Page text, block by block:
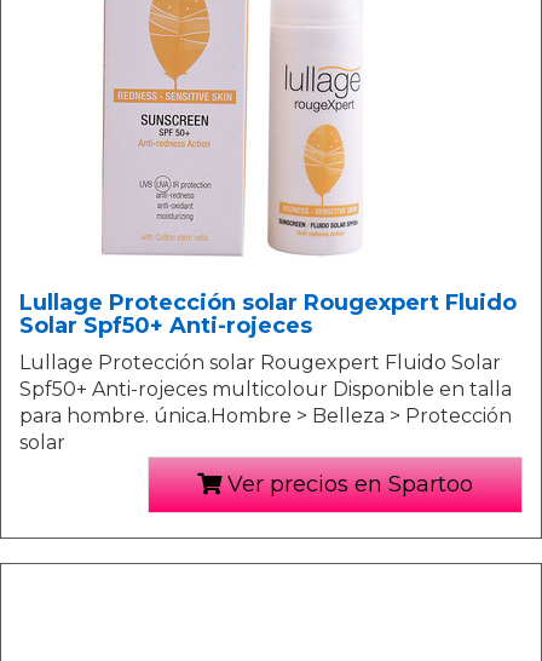
Lullage Protección solar Rougexpert Fluido
Solar Spf50+ Anti-rojeces
Lullage Protección solar Rougexpert Fluido Solar
Spf50+ Anti-rojeces multicolour Disponible en talla
para hombre. única.Hombre > Belleza > Protección
solar
Ver precios en Spartoo